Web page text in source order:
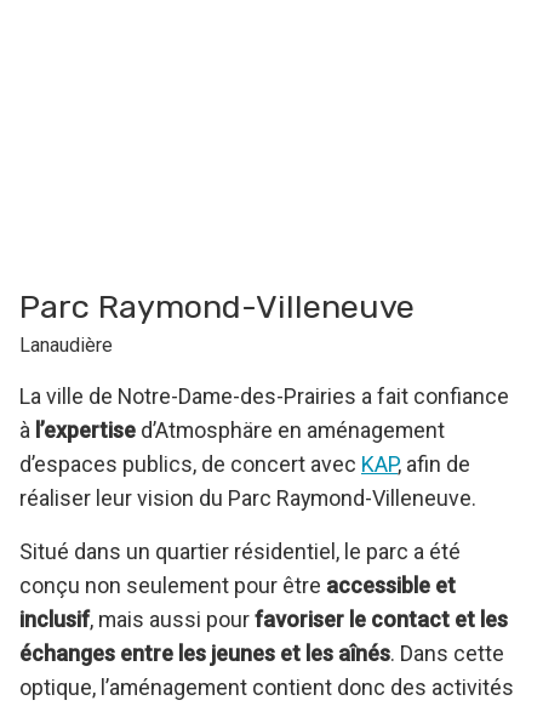
Parc Raymond-Villeneuve
Lanaudière
La ville de Notre-Dame-des-Prairies a fait confiance
à l’expertise d’Atmosphäre en aménagement
d’espaces publics, de concert avec KAP, afin de
réaliser leur vision du Parc Raymond-Villeneuve.
Situé dans un quartier résidentiel, le parc a été
conçu non seulement pour être accessible et
inclusif, mais aussi pourfavoriser le contact et les
échanges entre les jeunes et les aînés. Dans cette
optique, l’aménagement contient donc des activités